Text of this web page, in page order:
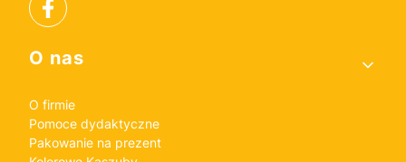
Linki w stopce
O nas
O firmie
Pomoce dydaktyczne
Pakowanie na prezent